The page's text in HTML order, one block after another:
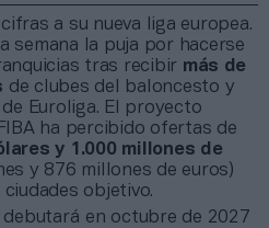
a su nueva liga europea.
semana la puja por hacerse
tras recibir más de
de clubes del baloncesto y
Euroliga. El proyecto
ha percibido ofertas de
y 1.000 millones de
y 876 millones de euros)
objetivo.
debutará en octubre de 2027